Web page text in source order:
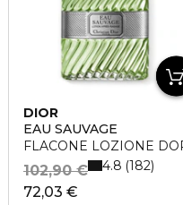
DIOR
EAU SAUVAGE
FLACONE LOZIONE
72,03 €
102,90 € 4.8 182